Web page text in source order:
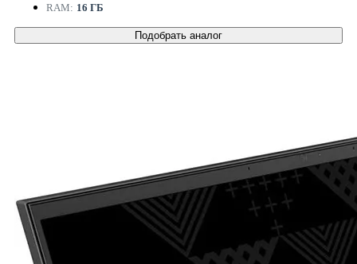
RAM: 16 ГБ
Подобрать аналог